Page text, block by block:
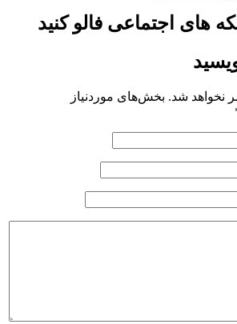
های اجتماعی فالو کنید
نخواهد شد. بخش‌های موردنیاز